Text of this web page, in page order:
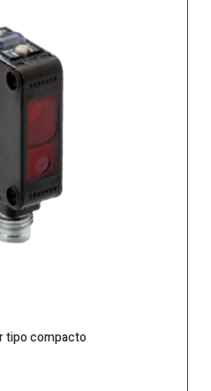
tipo compacto